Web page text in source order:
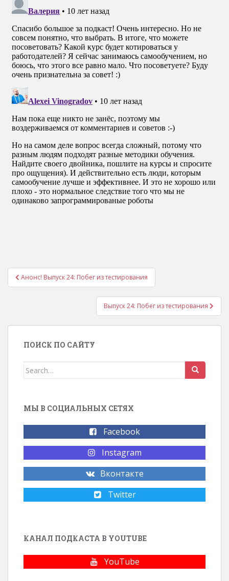
Навигация по записям
Анонс! Выпуск 24: Побег из тестирования
Выпуск 24: Побег из тестирования
ПОИСК ПО САЙТУ
Search for:
МЫ В СОЦИАЛЬНЫХ СЕТЯХ
Facebook
Instagram
Вконтакте
Twitter
КАНАЛ ПОДКАСТА В YOUTUBE
YouTube